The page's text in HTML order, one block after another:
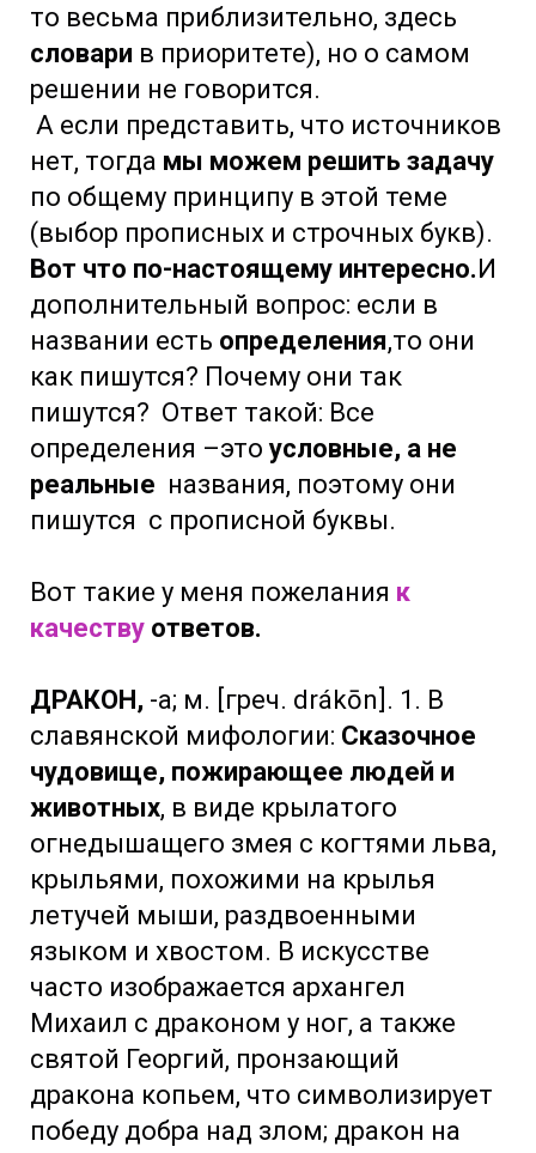
то весьма приблизительно, здесь
словари в приоритете), но о самом
решении не говорится.
А если представить, что источников
нет, тогда мы можем решить задачу
по общему принципу в этой теме
(выбор прописных и строчных букв).
Вот что по-настоящему интересно.И
дополнительный вопрос: если в
названии есть определения,то они
как пишутся? Почему они так
пишутся? Ответ такой: Все
определения –этоусловные, а не
реальные названия, поэтому они
пишутся с прописной буквы.
Вот такие у меня пожелания к
качеству ответов.
ДРАКОН, -а; м. [греч. drákōn]. 1. В
славянской мифологии: Сказочное
чудовище, пожирающее людей и
животных, в виде крылатого
огнедышащего змея с когтями льва,
крыльями, похожими на крылья
летучей мыши, раздвоенными
языком и хвостом. В искусстве
часто изображается архангел
Михаил с драконом у ног, а также
святой Георгий, пронзающий
дракона копьем, что символизирует
победу добра над злом; дракон на